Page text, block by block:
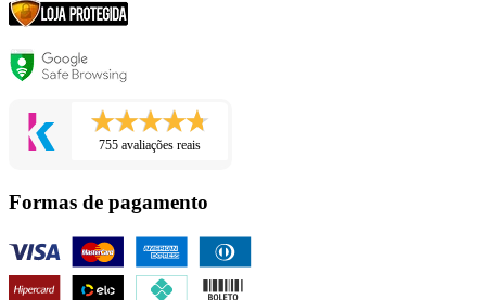
755 avaliações reais
Formas de pagamento